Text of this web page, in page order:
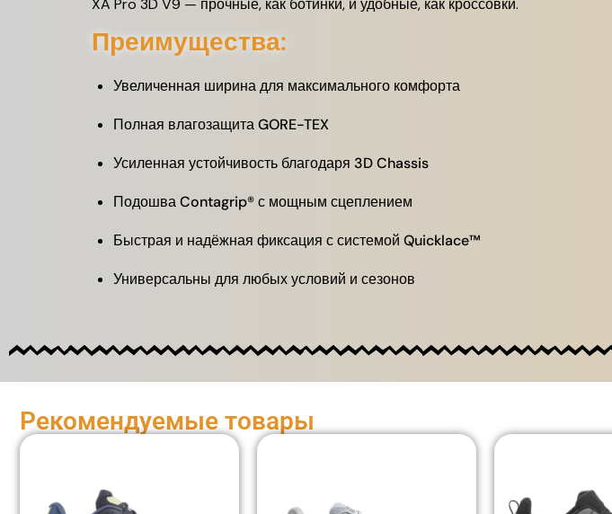
XA Pro 3D V9 — прочные, как ботинки, и удобные, как кроссовки.
Преимущества:
Увеличенная ширина для максимального комфорта
Полная влагозащита GORE-TEX
Усиленная устойчивость благодаря 3D Chassis
Подошва Contagrip® с мощным сцеплением
Быстрая и надёжная фиксация с системой Quicklace™
Универсальны для любых условий и сезонов
Рекомендуемые товары